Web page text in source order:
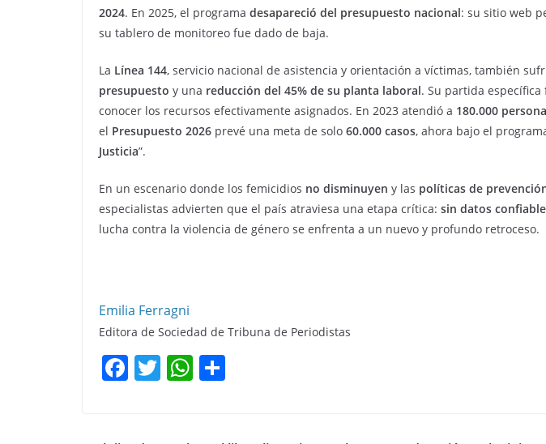
2024. En 2025, el programa desapareció del presupuesto nacional: su sitio web
su tablero de monitoreo fue dado de baja.
La Línea 144, servicio nacional de asistencia y orientación a víctimas, también
presupuesto y una reducción del 45% de su planta laboral. Su partida
conocer los recursos efectivamente asignados. En 2023 atendió a 180.000
el Presupuesto 2026 prevé una meta de solo 60.000 casos, ahora bajo el
Justicia”.
En un escenario donde los femicidios no disminuyen y las políticas de
especialistas advierten que el país atraviesa una etapa crítica: sin datos
lucha contra la violencia de género se enfrenta a un nuevo y profundo retroceso.
Emilia Ferragni
Editora de Sociedad de Tribuna de Periodistas
F T W